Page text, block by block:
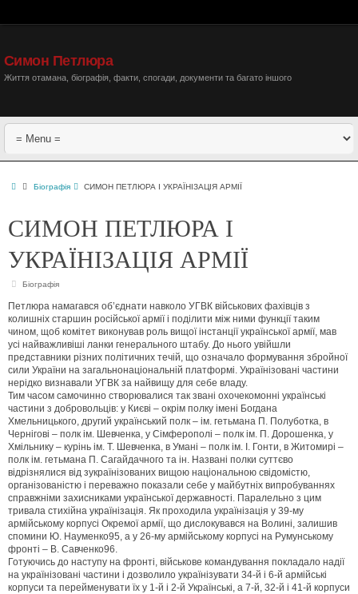
Симон Петлюра
Життя отамана, біографія, факти, спогади, документи та багато іншого
Біографія СИМОН ПЕТЛЮРА І УКРАЇНІЗАЦІЯ АРМІЇ
СИМОН ПЕТЛЮРА І
УКРАЇНІЗАЦІЯ АРМІЇ
Біографія
Петлюра намагався об’єднати навколо УГВК військових фахівців з
колишніх старшин російської армії і поділити між ними функції таким
чином, щоб комітет виконував роль вищої інстанції української армії, мав
усі найважливіші ланки генерального штабу. До нього увійшли
представники різних політичних течій, що означало формування збройної
сили України на загальнонаціональній платформі. Українізовані частини
нерідко визнавали УГВК за найвищу для себе владу.
Тим часом самочинно створювалися так звані охочекомонні українські
частини з добровольців: у Києві – окрім полку імені Богдана
Хмельницького, другий український полк – ім. гетьмана П. Полуботка, в
Чернігові – полк ім. Шевченка, у Сімферополі – полк ім. П. Дорошенка, у
Хмільнику – курінь ім. Т. Шевченка, в Умані – полк ім. І. Гонти, в Житомирі –
полк ім. гетьмана П. Сагайдачного та ін. Названі полки суттєво
відрізнялися від зукраїнізованих вищою національною свідомістю,
організованістю і переважно показали себе у майбутніх випробуваннях
справжніми захисниками української державності. Паралельно з цим
тривала стихійна українізація. Як проходила українізація у 39-му
армійському корпусі Окремої армії, що дислокувався на Волині, залишив
спомини Ю. Науменко95, а у 26-му армійському корпусі на Румунському
фронті – В. Савченко96.
Готуючись до наступу на фронті, військове командування покладало надії
на українізовані частини і дозволило українізувати 34-й і 6-й армійські
корпуси та перейменувати їх у 1-й і 2-й Українські, а 7-й, 32-й і 41-й корпуси